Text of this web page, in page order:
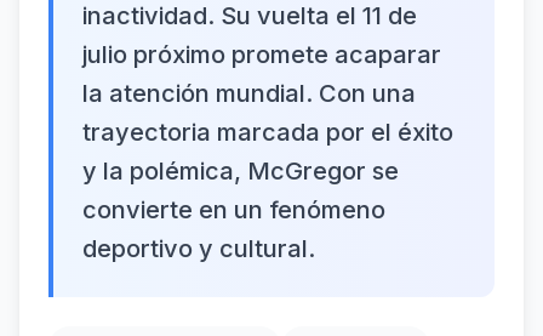
inactividad. Su vuelta el 11 de
julio próximo promete acaparar
la atención mundial. Con una
trayectoria marcada por el éxito
y la polémica, McGregor se
convierte en un fenómeno
deportivo y cultural.